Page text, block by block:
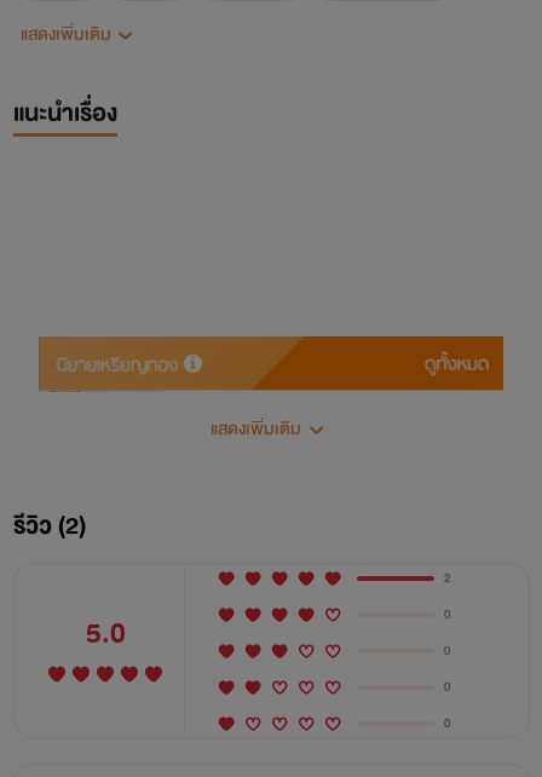
ธัญวลัย
แสดงเพิ่มเติม
แนะนำเรื่อง
Professional Sex [D]
แสดงเพิ่มเติม
รีวิว (2)
5.0
2
0
0
0
0